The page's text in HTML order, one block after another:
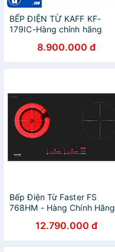
BẾP ĐIỆN TỪ KAFF KF-
179IC-Hàng chính hãng
8.900.000 đ
Bếp Điện Từ Faster FS
768HM - Hàng Chính Hãng
12.790.000 đ